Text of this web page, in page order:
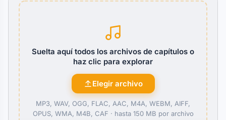
Suelta aquí todos los archivos de capítulos o
haz clic para explorar
Elegir archivo
MP3, WAV, OGG, FLAC, AAC, M4A, WEBM, AIFF,
OPUS, WMA, M4B, CAF · hasta 150 MB por archivo